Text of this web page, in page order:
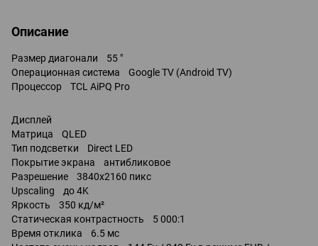
Описание
Размер диагонали 55 "
Операционная система Google TV (Android TV)
Процессор TCL AiPQ Pro
Дисплей
Матрица QLED
Тип подсветки Direct LED
Покрытие экрана антибликовое
Разрешение 3840x2160 пикс
Upscaling до 4K
Яркость 350 кд/м²
Статическая контрастность 5 000:1
Время отклика 6.5 мс